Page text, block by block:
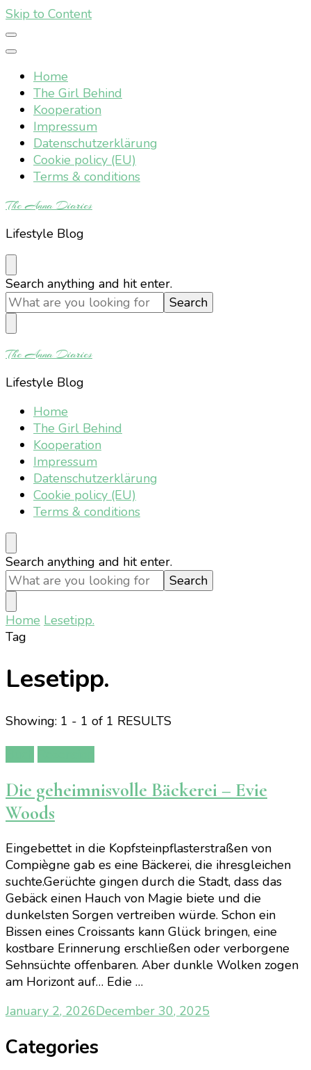
Skip to Content
Home
The Girl Behind
Kooperation
Impressum
Datenschutzerklärung
Cookie policy (EU)
Terms & conditions
The Anna Diaries
Lifestyle Blog
Looking
for
Something?
Search anything and hit enter.
The Anna Diaries
Lifestyle Blog
Home
The Girl Behind
Kooperation
Impressum
Datenschutzerklärung
Cookie policy (EU)
Terms & conditions
Looking
for
Something?
Search anything and hit enter.
Home Lesetipp.
Tag
Lesetipp.
Showing: 1 - 1 of 1 RESULTS
Die geheimnisvolle Bäckerei – Evie
Woods
Eingebettet in die Kopfsteinpflasterstraßen von
Compiègne gab es eine Bäckerei, die ihresgleichen
suchte.Gerüchte gingen durch die Stadt, dass das
Gebäck einen Hauch von Magie biete und die
dunkelsten Sorgen vertreiben würde. Schon ein
Bissen eines Croissants kann Glück bringen, eine
kostbare Erinnerung erschließen oder verborgene
Sehnsüchte offenbaren. Aber dunkle Wolken zogen
am Horizont auf… Edie …
January 2, 2026December 30, 2025
Categories